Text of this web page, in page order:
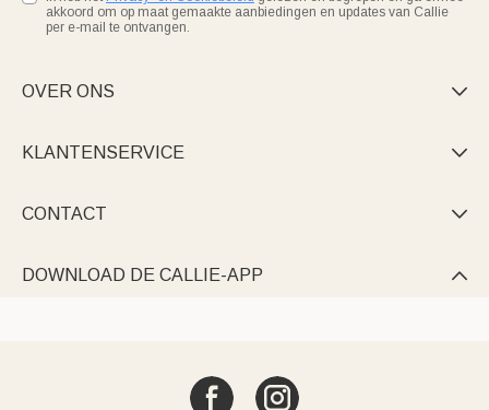
akkoord om op maat gemaakte aanbiedingen en updates van Callie
per e-mail te ontvangen.
OVER ONS 
KLANTENSERVICE 
CONTACT 
DOWNLOAD DE CALLIE-APP 